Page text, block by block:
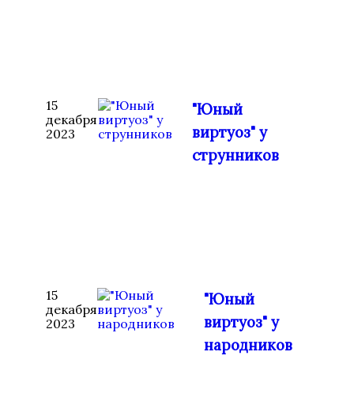
15
декабря
2023
"Юный
виртуоз" у
струнников
15
декабря
2023
"Юный
виртуоз" у
народников